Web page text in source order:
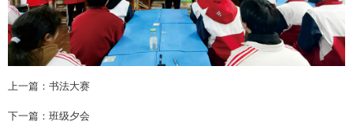
区
我
们
回
首
页上一篇：书法大赛
下一篇：班级夕会